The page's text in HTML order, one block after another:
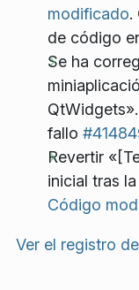
modificado.
de código
Se ha
QtWidgets».
fallo
Revertir
inicial tras
Código
Ver el registro